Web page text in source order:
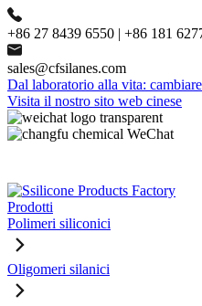
+86 27 8439 6550 | +86 181
sales@cfsilanes.com
Dal laboratorio alla vita:
Visita il nostro sito web cinese
Prodotti
Polimeri siliconici
Oligomeri silanici